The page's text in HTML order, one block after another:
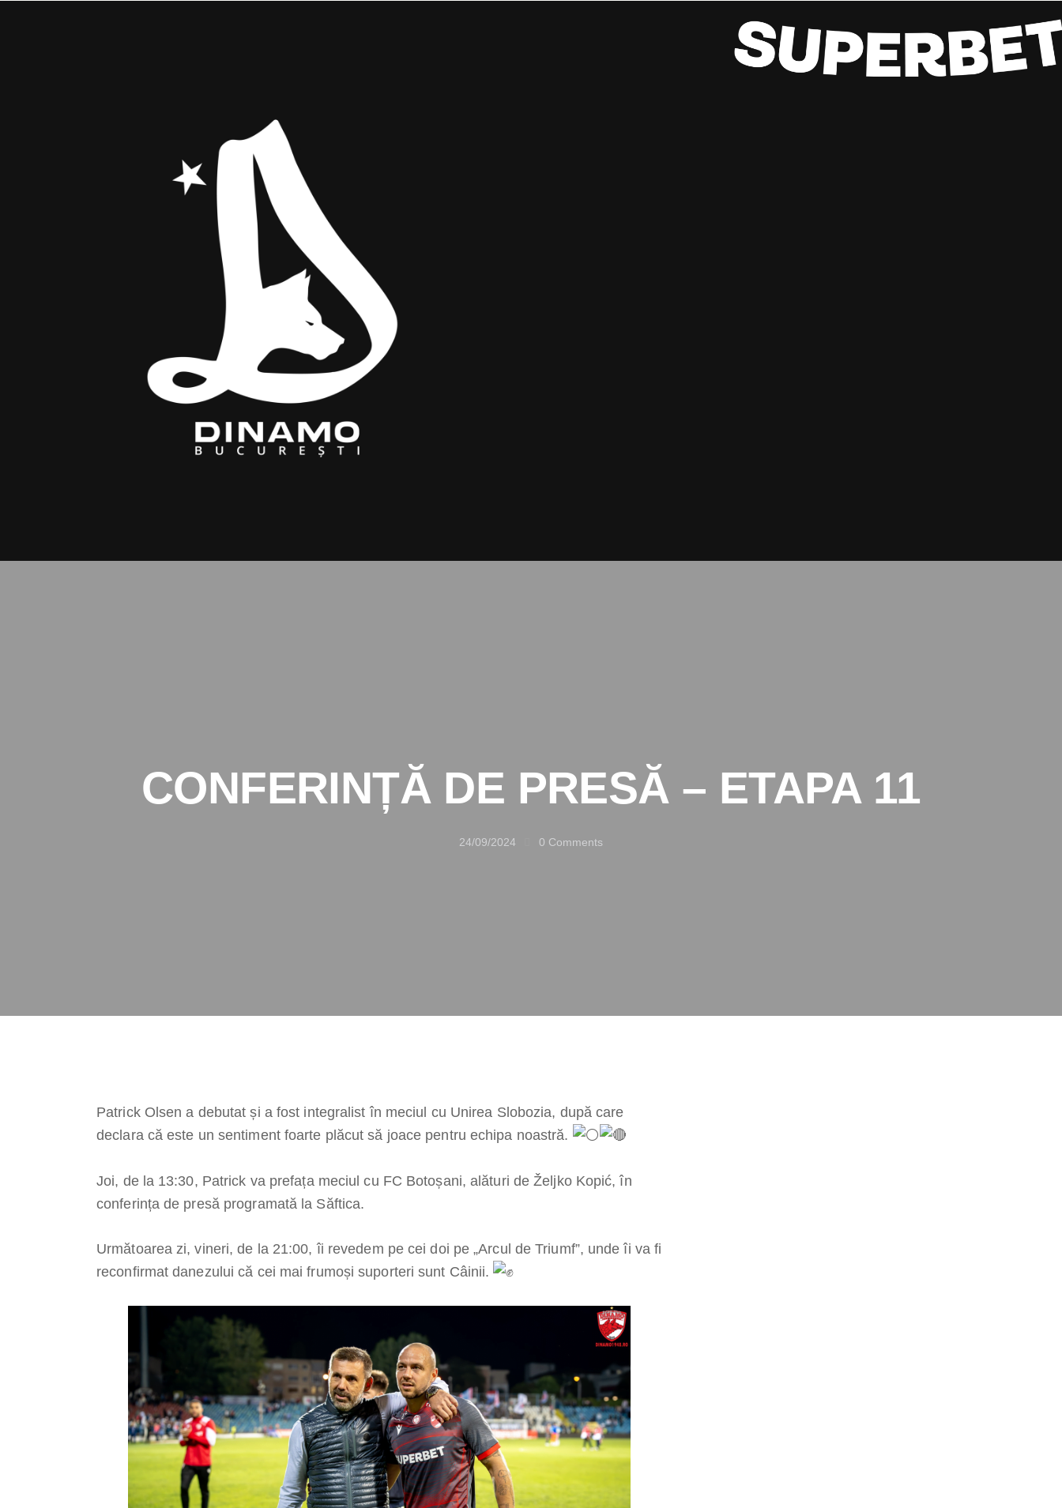
CONFERINȚĂ DE PRESĂ – ETAPA 11
24/09/2024 0 Comments
Patrick Olsen a debutat și a fost integralist în meciul cu Unirea Slobozia, după care
declara că este un sentiment foarte plăcut să joace pentru echipa noastră.
Joi, de la 13:30, Patrick va prefața meciul cu FC Botoșani, alături de Željko Kopić, în
conferința de presă programată la Săftica.
Următoarea zi, vineri, de la 21:00, îi revedem pe cei doi pe „Arcul de Triumf”, unde îi va fi
reconfirmat danezului că cei mai frumoși suporteri sunt Câinii.